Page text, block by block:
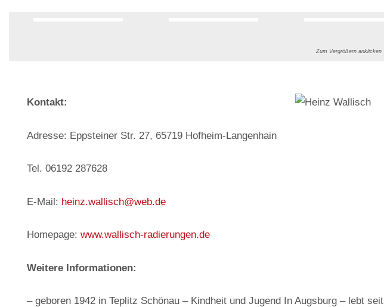
Zum Vergrößern anklicken
Kontakt:
Adresse: Eppsteiner Str. 27, 65719 Hofheim-Langenhain
Tel. 06192 287628
E-Mail: heinz.wallisch@web.de
Homepage: www.wallisch-radierungen.de
Weitere Informationen:
– geboren 1942 in Teplitz Schönau – Kindheit und Jugend In Augsburg – lebt seit